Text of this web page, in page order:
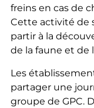
freins en cas de
Cette activité de
partir à la
de la faune et de
Les
partager une
groupe de GPC.